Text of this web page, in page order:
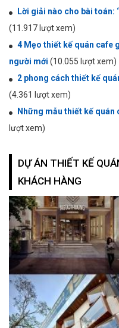
Lời giải nào cho bài toán:
(11.917 lượt xem)
4 Mẹo thiết kế quán cafe
người mới (10.055 lượt xem)
2 phong cách thiết kế
(4.361 lượt xem)
Những mẫu thiết kế quán
lượt xem)
DỰ ÁN THIẾT KẾ
KHÁCH HÀNG